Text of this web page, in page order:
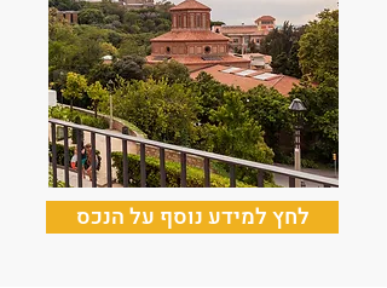
לחץ למידע נוסף על הנכס